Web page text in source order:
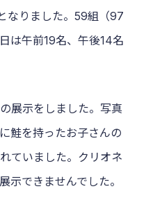
なりました。59組（97
は午前19名、午後14名
展示をしました。写真
鮭を持ったお子さんの
ていました。クリオネ
示できませんでした。